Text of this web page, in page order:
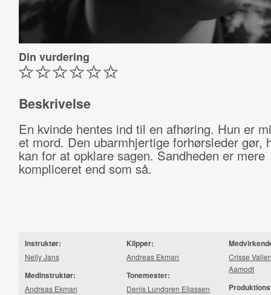
Din vurdering
Beskrivelse
En kvinde hentes ind til en afhøring. Hun er
et mord. Den ubarmhjertige forhørsleder gør,
kan for at opklare sagen. Sandheden er mere
kompliceret end som så.
Instruktør:
Nelly Jans
Medinstruktør:
Andreas Ekman
Klipper:
Andreas Ekman
Tonemester:
Denis Lundgren Eliassen
Crisse
Aamodt